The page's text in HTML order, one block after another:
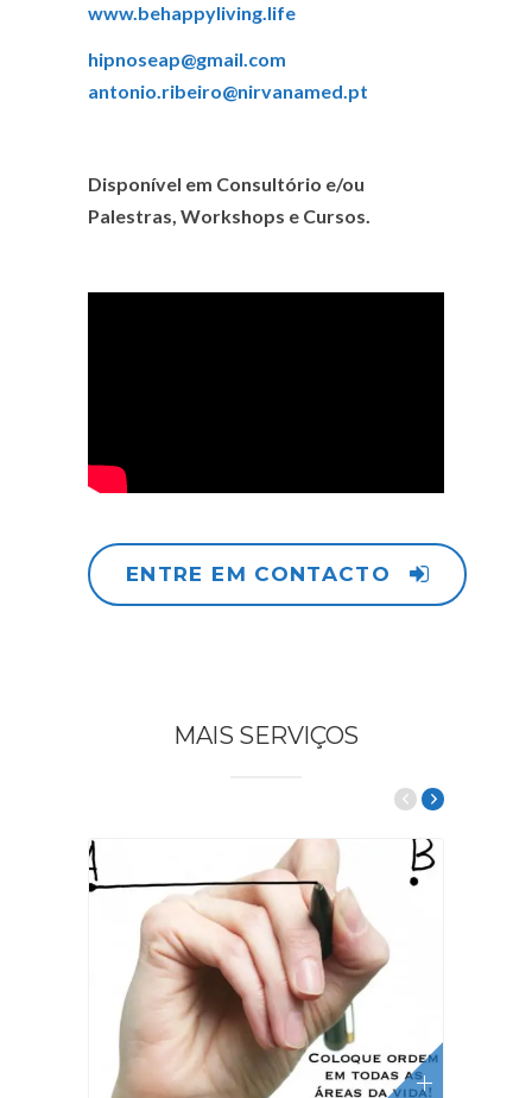
www.behappyliving.life
hipnoseap@gmail.com
antonio.ribeiro@nirvanamed.pt
Disponível em Consultório e/ou
Palestras, Workshops e Cursos.
ENTRE EM CONTACTO
MAIS SERVIÇOS